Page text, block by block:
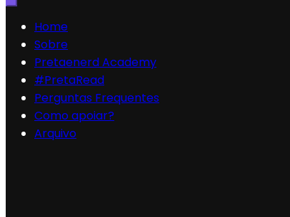
Home
Sobre
Pretaenerd Academy
#PretaRead
Perguntas Frequentes
Como apoiar?
Arquivo